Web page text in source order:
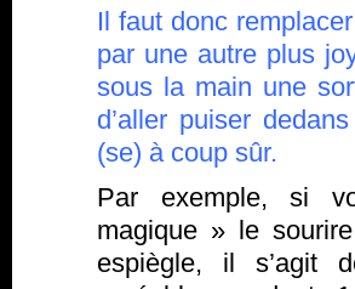
Il faut donc
par une autre plus
sous la main une
d’aller puiser
(se) à coup sûr.
Par exemple, si
magique » le
espiègle, il s’agit